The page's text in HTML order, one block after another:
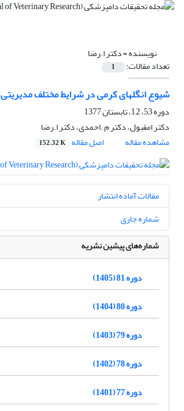
نویسنده =دکتر ا.رضا
تعداد مقالات: 1
شیوع انگلهای کرمی در شرایط مختلف مدیریتی
دوره 53، 1,2، تابستان 1377
دکتر امقبول، دکتر م .احمدی، دکتر ا.رضا
مشاهده مقاله
اصل مقاله 152.32 K
مقالات آماده انتشار
شماره جاری
شماره‌های پیشین نشریه
دوره 81 (1405)
دوره 80 (1404)
دوره 79 (1403)
دوره 78 (1402)
دوره 77 (1401)